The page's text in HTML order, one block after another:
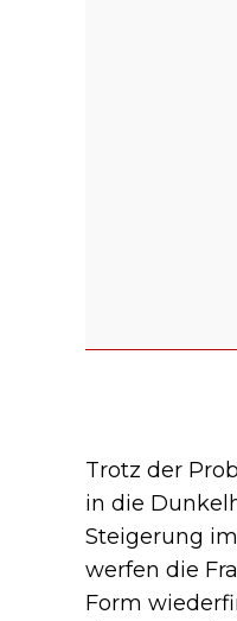
Trotz der
in die
Steigerung
werfen die
Form